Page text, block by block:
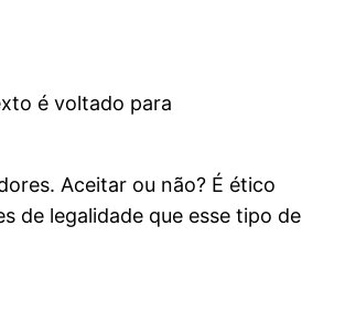
é voltado para
Aceitar ou não? É ético
de legalidade que esse tipo de